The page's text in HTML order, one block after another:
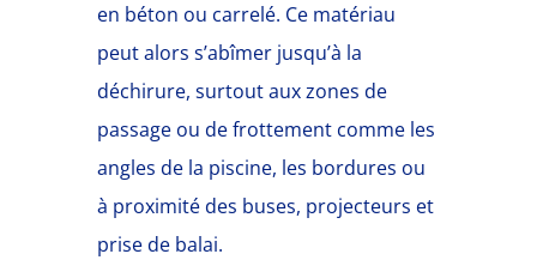
en béton ou carrelé. Ce matériau
peut alors s’abîmer jusqu’à la
déchirure, surtout aux zones de
passage ou de frottement comme les
angles de la piscine, les bordures ou
à proximité des buses, projecteurs et
prise de balai.